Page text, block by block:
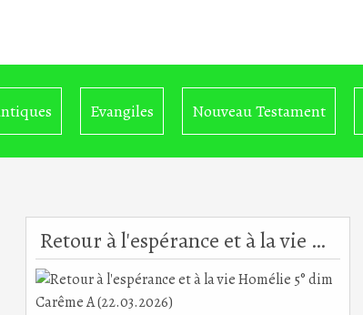
Evangiles Nouveau Testament
Retour à l'espérance et à la vie Homélie 5° dim Carême A (22.03.2026)